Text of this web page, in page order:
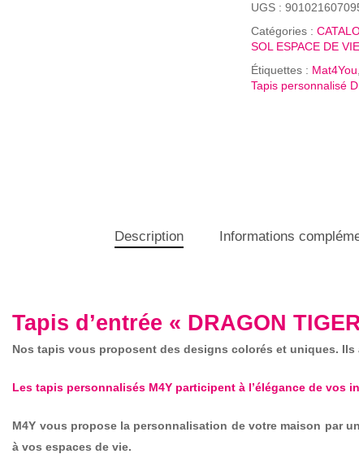
UGS :
Catégories :
SOL ESPACE DE VIE
Étiquettes : Mat4You
Tapis personnalisé
Description Informations
Tapis d’entrée « DRAGON
Nos tapis vous proposent des designs colorés et uniques.
Les tapis personnalisés M4Y participent à l’élégance de vos
M4Y vous propose la personnalisation de votre maison par
à vos espaces de vie.